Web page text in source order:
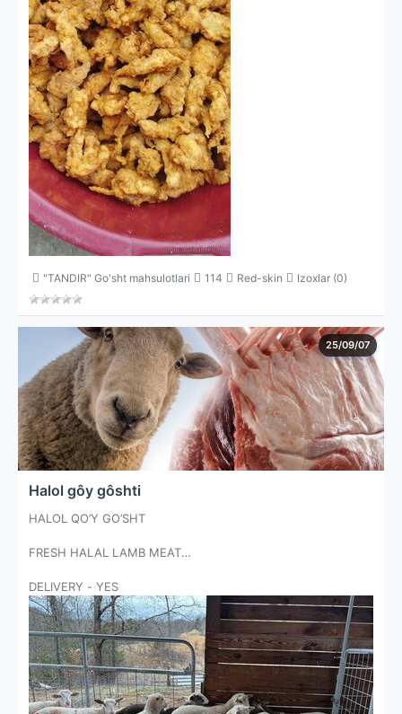
"TANDIR" Go'sht mahsulotlari 114 Red-skin Izoxlar (0)
25/09/07
Halol gôy gôshti
HALOL QO’Y GO’SHT
FRESH HALAL LAMB MEAT
DELIVERY - YES
CINCINNATI OH. September 4-5
CHICAGO IL.
September 5-6
347-631-0040